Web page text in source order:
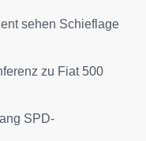
sehen Schieflage
zu Fiat 500
SPD-